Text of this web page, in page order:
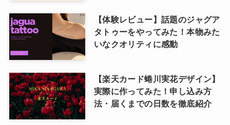
【体験レビュー】話題のジャグア
タトゥーをやってみた！本物みた
いなクオリティに感動
【楽天カード蜷川実花デザイン】
実際に作ってみた！申し込み方
法・届くまでの日数を徹底紹介